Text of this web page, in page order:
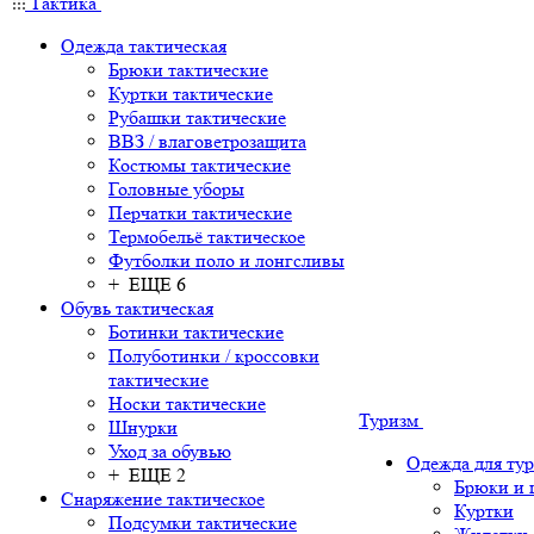
Одежда тактическая
Брюки тактические
Куртки тактические
Рубашки тактические
ВВЗ / влаговетрозащита
Костюмы тактические
Головные уборы
Перчатки тактические
Термобельё тактическое
Футболки поло и лонгсливы
+ ЕЩЕ 6
Обувь тактическая
Ботинки тактические
Полуботинки / кроссовки
тактические
Носки тактические
Шнурки
Уход за обувью
+ ЕЩЕ 2
Снаряжение тактическое
Подсумки тактические
Туризм
Одежда для
Брюки и
Куртки